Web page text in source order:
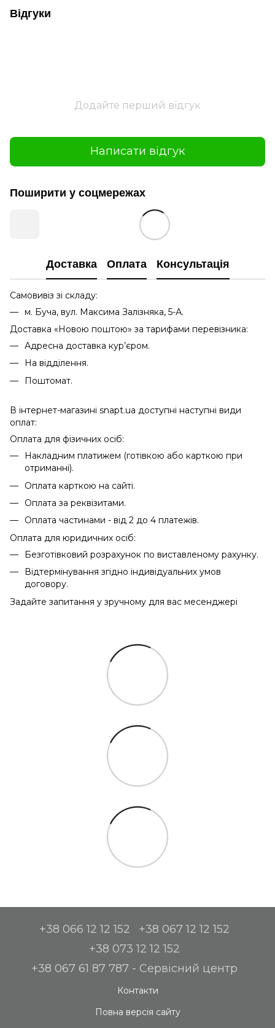
Відгуки
Додайте перший відгук
Написати відгук
Поширити у соцмережах
Доставка Оплата Консультація
Самовивіз зі складу:
м. Буча, вул. Максима Залізняка, 5-А.
Доставка «Новою поштою» за тарифами перевізника:
Адресна доставка кур’єром.
На відділення.
Поштомат.
В інтернет-магазині snapt.ua доступні наступні види
оплат:
Оплата для фізичних осіб:
Накладним платижем (готівкою або карткою при
отриманні).
Оплата карткою на сайті.
Оплата за реквізитами.
Оплата частинами - від 2 до 4 платежів.
Оплата для юридичних осіб:
Безготівковий розрахунок по виставленому рахунку.
Відтермінування згідно індивідуальних умов
договору.
Задайте запитання у зручному для вас месенджері
+38 066 12 12 152
+38 067 12 12 152
+38 073 12 12 152
+38 067 61 87 787 - Сервісний центр
Контакти
Повна версія сайту